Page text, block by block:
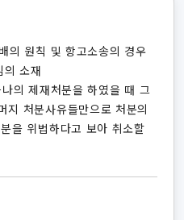
의 원칙 및 항고소송의 경우
의 소재
의 제재처분을 하였을 때 그
지 처분사유들만으로 처분의
을 위법하다고 보아 취소할